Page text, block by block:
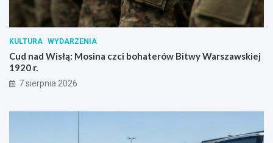
KULTURA WYDARZENIA
Cud nad Wisłą: Mosina czci bohaterów Bitwy Warszawskiej
1920 r.
7 sierpnia 2026